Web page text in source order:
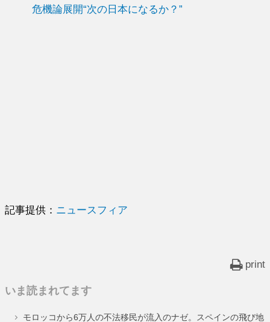
危機論展開“次の日本になるか？”
記事提供： ニュースフィア
print
いま読まれてます
モロッコから6万人の不法移民が流入のナゼ。スペインの飛び地